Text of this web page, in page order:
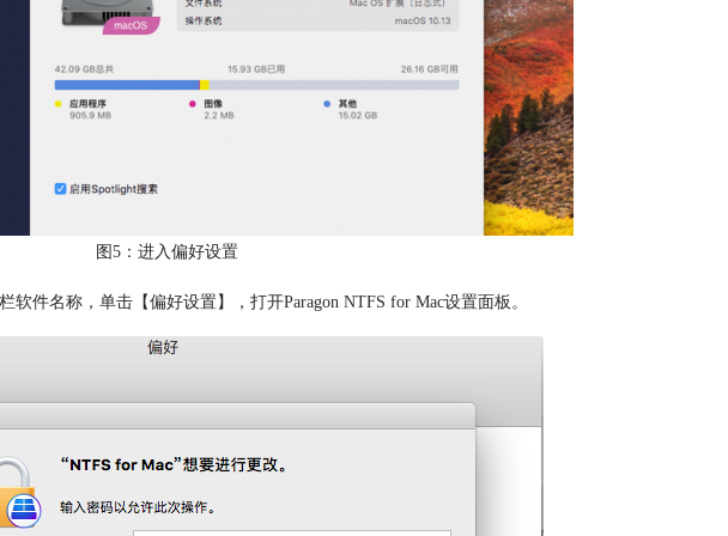
图5：进入偏好设置
软件名称，单击【偏好设置】，打开Paragon NTFS for Mac设置面板。